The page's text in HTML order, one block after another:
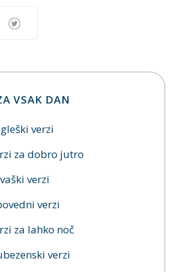
VSAK DAN
verzi
za dobro jutro
verzi
verzi
za lahko noč
verzi